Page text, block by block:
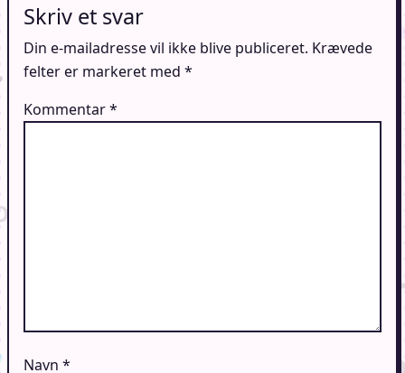
Skriv et svar
Din e-mailadresse vil ikke blive publiceret. Krævede
felter er markeret med *
Kommentar*
Navn *